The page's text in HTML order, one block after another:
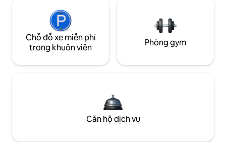
Chỗ đỗ xe miễn phí
trong khuôn viên
Phòng gym
Căn hộ dịch vụ